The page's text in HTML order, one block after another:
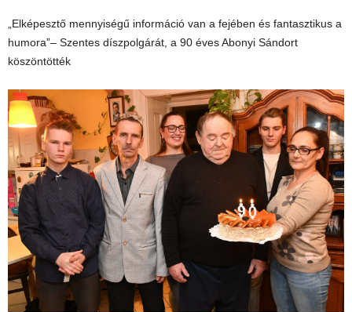
„Elképesztő mennyiségű információ van a fejében és fantasztikus a
humora”– Szentes díszpolgárát, a 90 éves Abonyi Sándort
köszöntötték